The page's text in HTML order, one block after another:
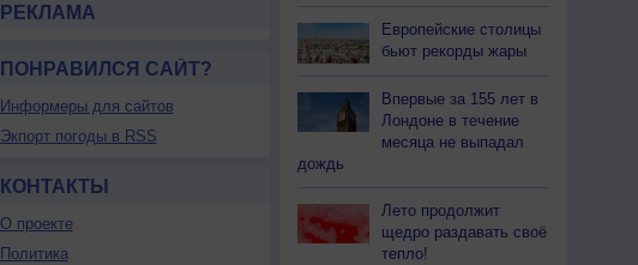
РЕКЛАМА
ПОНРАВИЛСЯ САЙТ?
Информеры для сайтов
Экпорт погоды в RSS
КОНТАКТЫ
О проекте
Политика
Европейские столицы
бьют рекорды жары
Впервые за 155 лет в
Лондоне в течение
месяца не выпадал
дождь
Лето продолжит
щедро раздавать своё
тепло!